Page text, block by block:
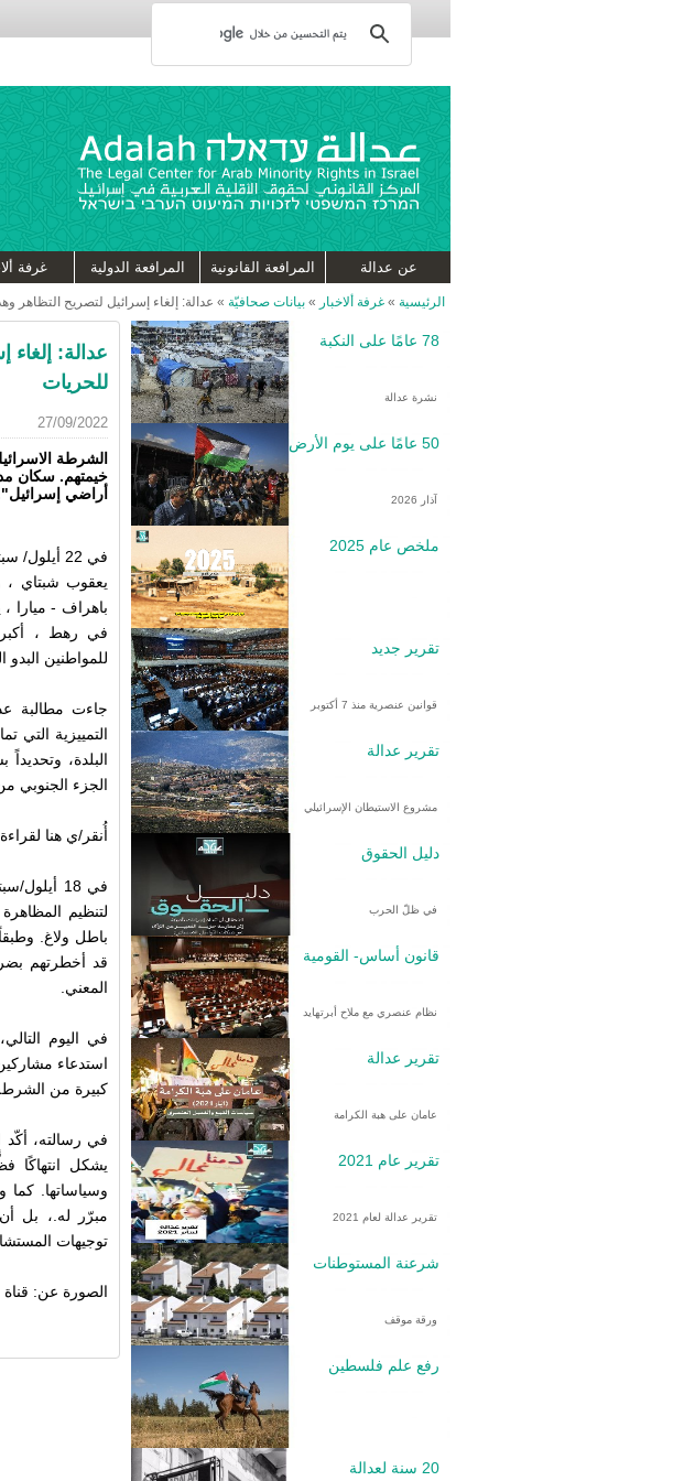
عن عدالة المرافعة القانونية المرافعة الدولية غرفة
الرئيسية » غرفة ألاخبار » بيانات صحافيّة » عدالة: إلغاء إسرائيل لتصريح التظاهر
78 عامًا على النكبة
نشرة عدالة
50 عامًا على يوم الأرض
آذار 2026
ملخص عام 2025
تقرير جديد
قوانين عنصرية منذ 7 أكتوبر
تقرير عدالة
مشروع الاستيطان الإسرائيلي
دليل الحقوق
في ظلّ الحرب
قانون أساس- القومية
نظام عنصري مع ملاح أبرتهايد
تقرير عدالة
عامان على هبة الكرامة
تقرير عام 2021
تقرير عدالة لعام 2021
شرعنة المستوطنات
ورقة موقف
رفع علم فلسطين
20 سنة لعدالة
عدالة:
للحريات
27/09/2022
الشرطة
خيمتهم. سكان
أراضي
يعقوب شبتاي ،
باهراف - ميارا
في رهط ،
للمواطنين البدو
جاءت مطالبة
التمييزية
البلدة،
الجزء الجنوبي
أُنقر/ي هنا لقراءة
لتنظيم
باطل ولاغ.
قد أخطرتهم
المعني.
في اليوم
كبيرة من
في رسالته، أكّد
يشكل انتهاكًا
وسياساتها. كما
مبرّر له.، بل أن
توجيهات
الصورة عن: قناة